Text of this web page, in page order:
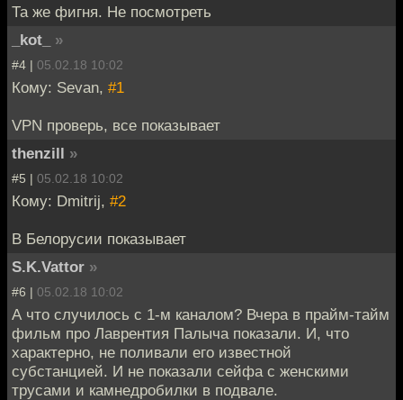
Та же фигня. Не посмотреть
_kot_
»
#4 | 05.02.18 10:02
Кому: Sevan, #1
VPN проверь, все показывает
thenzill »
#5 | 05.02.18 10:02
Кому: Dmitrij, #2
В Белорусии показывает
S.K.Vattor »
#6 | 05.02.18 10:02
А что случилось с 1-м каналом? Вчера в прайм-тайм
фильм про Лаврентия Палыча показали. И, что
характерно, не поливали его известной
субстанцией. И не показали сейфа с женскими
трусами и камнедробилки в подвале.